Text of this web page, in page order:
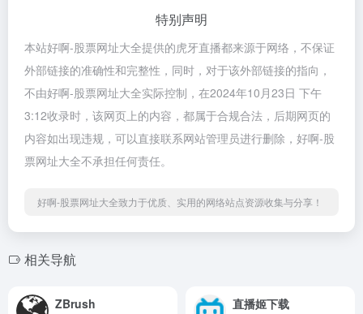
特别声明
本站好啊-股票网址大全提供的虎牙直播都来源于网络，不保证
外部链接的准确性和完整性，同时，对于该外部链接的指向，
不由好啊-股票网址大全实际控制，在2024年10月23日 下午
3:12收录时，该网页上的内容，都属于合规合法，后期网页的
内容如出现违规，可以直接联系网站管理员进行删除，好啊-股
票网址大全不承担任何责任。
好啊-股票网址大全致力于优质、实用的网络站点资源收集与分享！
相关导航
ZBrush 直播姬下载